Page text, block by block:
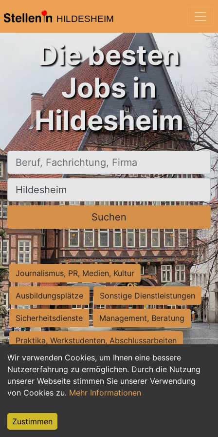
HILDESHEIM
Wir verwenden Cookies, um Ihnen eine bessere
Nutzererfahrung zu ermöglichen. Durch die Nutzung
unserer Webseite stimmen Sie unserer Verwendung
von Cookies zu. Mehr Informationen
Zustimmen
Die besten
Jobs in
Hildesheim
Beruf, Fachrichtung, Firma
Ort, Stadt
Suchen
Journalismus, PR, Medien, Kultur
Ausbildungsplätze Sonstige Dienstleistungen
Sicherheitsdienste Management, Beratung
Praktika, Werkstudenten, Abschlussarbeiten
Personalwesen Assistenz, Sekretariat
Hilfskräfte, Aushilfs- und Nebenjobs
Weiterbildung, Studium, duale Ausbildung